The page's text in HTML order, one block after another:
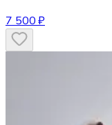
7 500 ₽